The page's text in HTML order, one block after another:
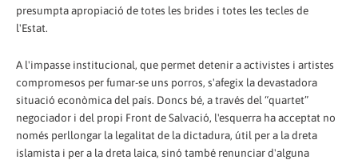
presumpta apropiació de totes les brides i totes les tecles de
l'Estat.
A l'impasse institucional, que permet detenir a activistes i artistes
compromesos per fumar-se uns porros, s'afegix la devastadora
situació econòmica del país. Doncs bé, a través del “quartet”
negociador i del propi Front de Salvació, l'esquerra ha acceptat no
només perllongar la legalitat de la dictadura, útil per a la dreta
islamista i per a la dreta laica, sinó també renunciar d'alguna